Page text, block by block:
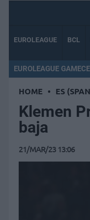
EUROLEAGUE BCL
EUROLEAGUE
HOME • ES
Klemen
baja
21/MAR/23 13:06